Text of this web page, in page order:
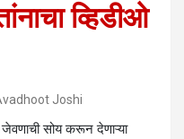
व्हिडीओ
Joshi
सोय करून देणाऱ्या